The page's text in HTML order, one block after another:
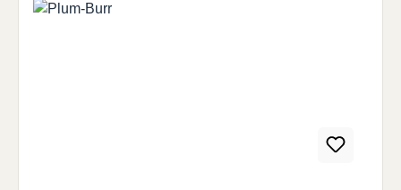
neuen Mango durchdacht, um eine unschlagbare